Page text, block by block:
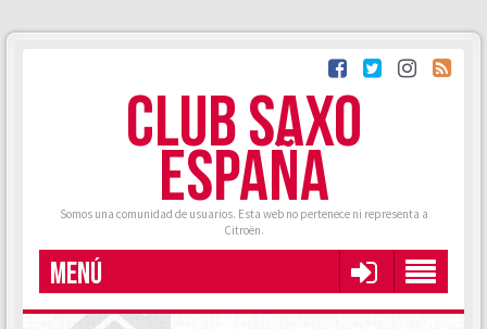
CLUB SAXO
ESPAÑA
Somos una comunidad de usuarios. Esta web no pertenece ni representa a
Citroën.
MENÚ